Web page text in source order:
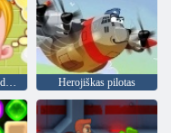
Kūdikių Šviesiai ruda Nakvynė Laikas Herojiškas pilotas